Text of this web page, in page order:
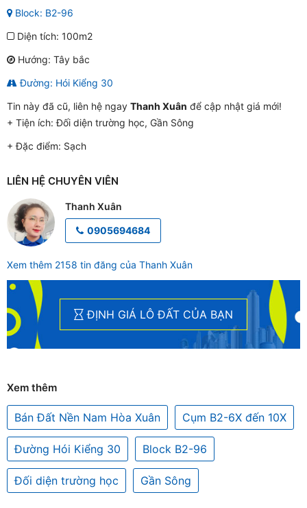
Block: B2-96
Diện tích: 100m2
Hướng: Tây bắc
Đường: Hói Kiểng 30
Tin này đã cũ, liên hệ ngay Thanh Xuân để cập nhật giá mới!
+ Tiện ích:Đối diện trường học, Gần Sông
+ Đặc điểm: Sạch
LIÊN HỆ CHUYÊN VIÊN
Thanh Xuân
0905694684
Xem thêm 2158 tin đăng của Thanh Xuân
ĐỊNH GIÁ LÔ ĐẤT CỦA BẠN
Xem thêm
Bán Đất Nền Nam Hòa Xuân Cụm B2-6X đến 10X
Đường Hói Kiểng 30 Block B2-96
Đối diện trường học Gần Sông